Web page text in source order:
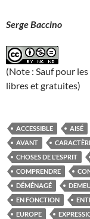
Serge Baccino
(Note : Sauf pour
libres et gratuites)
ACCESSIBLE AISÉ
AVANT
CHOSES DE L'ESPRIT
COMPRENDRE
DÉMÉNAGÉ
EN FONCTION
EUROPE